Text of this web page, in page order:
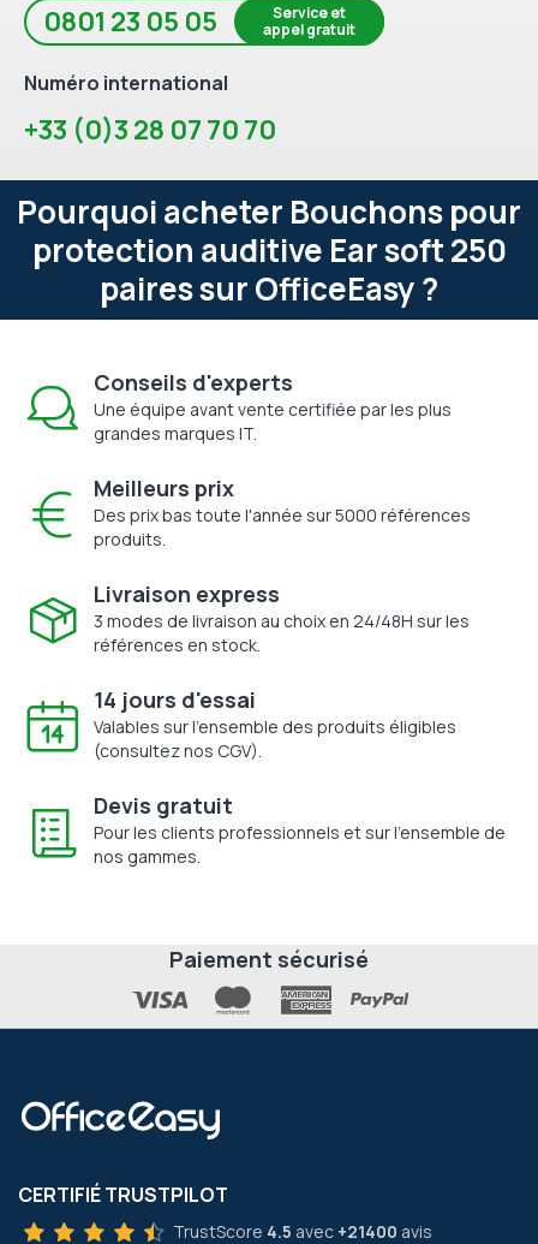
0801 23 05 05
Service et
appel gratuit
Numéro international
+33 (0)3 28 07 70 70
Pourquoi acheter Bouchons pour
protection auditive Ear soft 250
paires sur OfficeEasy ?
Conseils d'experts
Une équipe avant vente certifiée par les plus
grandes marques IT.
Meilleurs prix
Des prix bas toute l'année sur 5000 références
produits.
Livraison express
3 modes de livraison au choix en 24/48H sur les
références en stock.
14 jours d'essai
Valables sur l'ensemble des produits éligibles
(consultez nos CGV).
Devis gratuit
Pour les clients professionnels et sur l'ensemble de
nos gammes.
Paiement sécurisé
CERTIFIÉ TRUSTPILOT
TrustScore 4.5 avec +21400 avis